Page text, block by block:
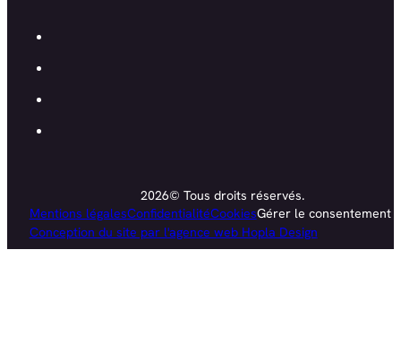
2026© Tous droits réservés.
Mentions légalesConfidentialitéCookiesGérer le consentement
Conception du site par l'agence web Hopla Design